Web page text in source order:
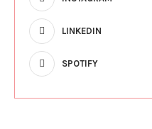
LINKEDIN
SPOTIFY